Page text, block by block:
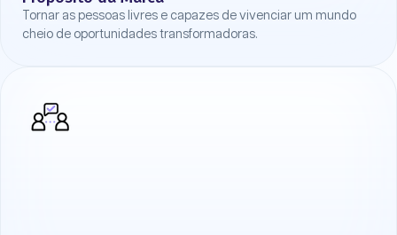
Tornar as pessoas livres e capazes de vivenciar um mundo
cheio de oportunidades transformadoras.